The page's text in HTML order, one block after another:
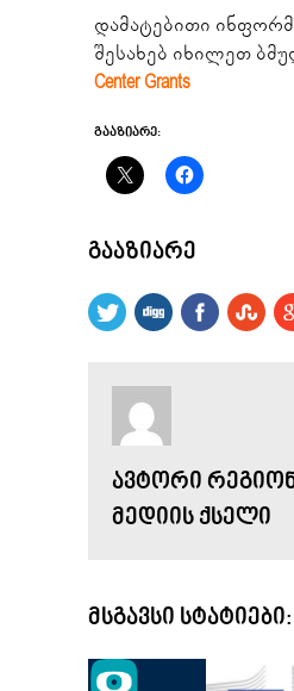
დამატებითი
შესახებ იხილეთ
Center Grants
ᲒᲐᲐᲖᲘᲐᲠᲔ:
ᲒᲐᲐᲖᲘᲐᲠᲔ
ᲐᲕᲢᲝᲠᲘ
ᲛᲔᲓᲘᲘᲡ ᲥᲡᲔᲚᲘ
ᲛᲡᲒᲐᲕᲡᲘ ᲡᲢᲐᲢᲘᲔᲑᲘ: